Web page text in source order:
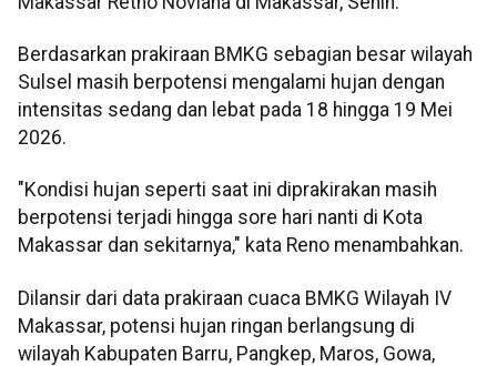
Berdasarkan prakiraan BMKG sebagian besar wilayah
Sulsel masih berpotensi mengalami hujan dengan
intensitas sedang dan lebat pada 18 hingga 19 Mei
2026.
"Kondisi hujan seperti saat ini diprakirakan masih
berpotensi terjadi hingga sore hari nanti di Kota
Makassar dan sekitarnya," kata Reno menambahkan.
Dilansir dari data prakiraan cuaca BMKG Wilayah IV
Makassar, potensi hujan ringan berlangsung di
wilayah Kabupaten Barru, Pangkep, Maros, Gowa,